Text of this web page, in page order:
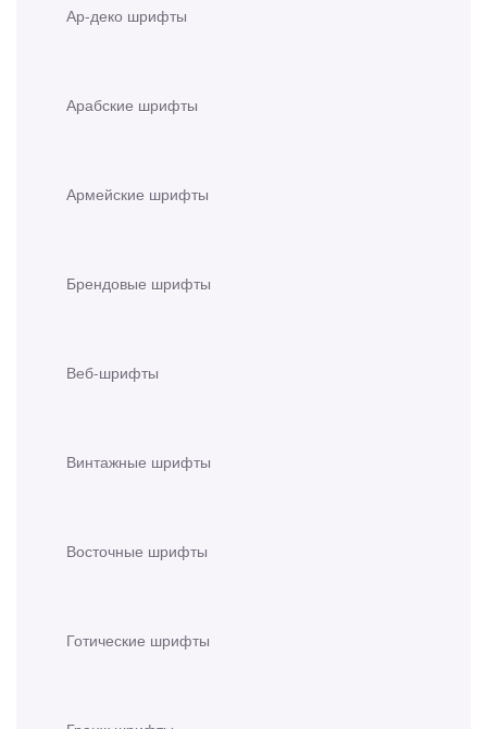
Ар-деко шрифты
Арабские шрифты
Армейские шрифты
Брендовые шрифты
Веб-шрифты
Винтажные шрифты
Восточные шрифты
Готические шрифты